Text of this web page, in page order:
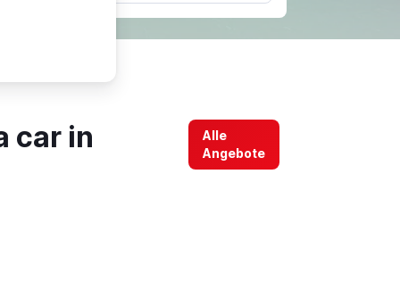
car in
Alle
Angebote